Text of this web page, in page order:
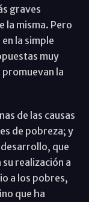
graves
la misma. Pero
la simple
muy
la
de las causas
de pobreza; y
que
realización a
a los pobres,
que ha